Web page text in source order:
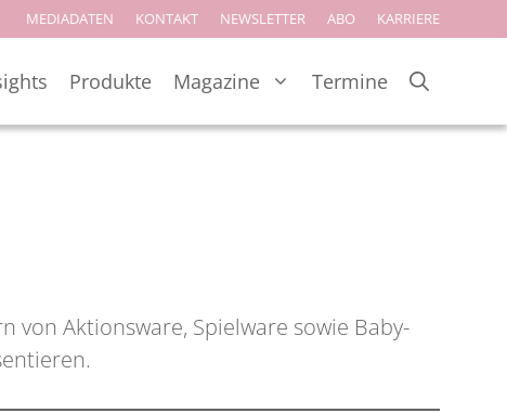
MEDIADATEN KONTAKT NEWSLETTER ABO KARRIERE
Produkte Magazine Termine
von Aktionsware, Spielware sowie Baby-